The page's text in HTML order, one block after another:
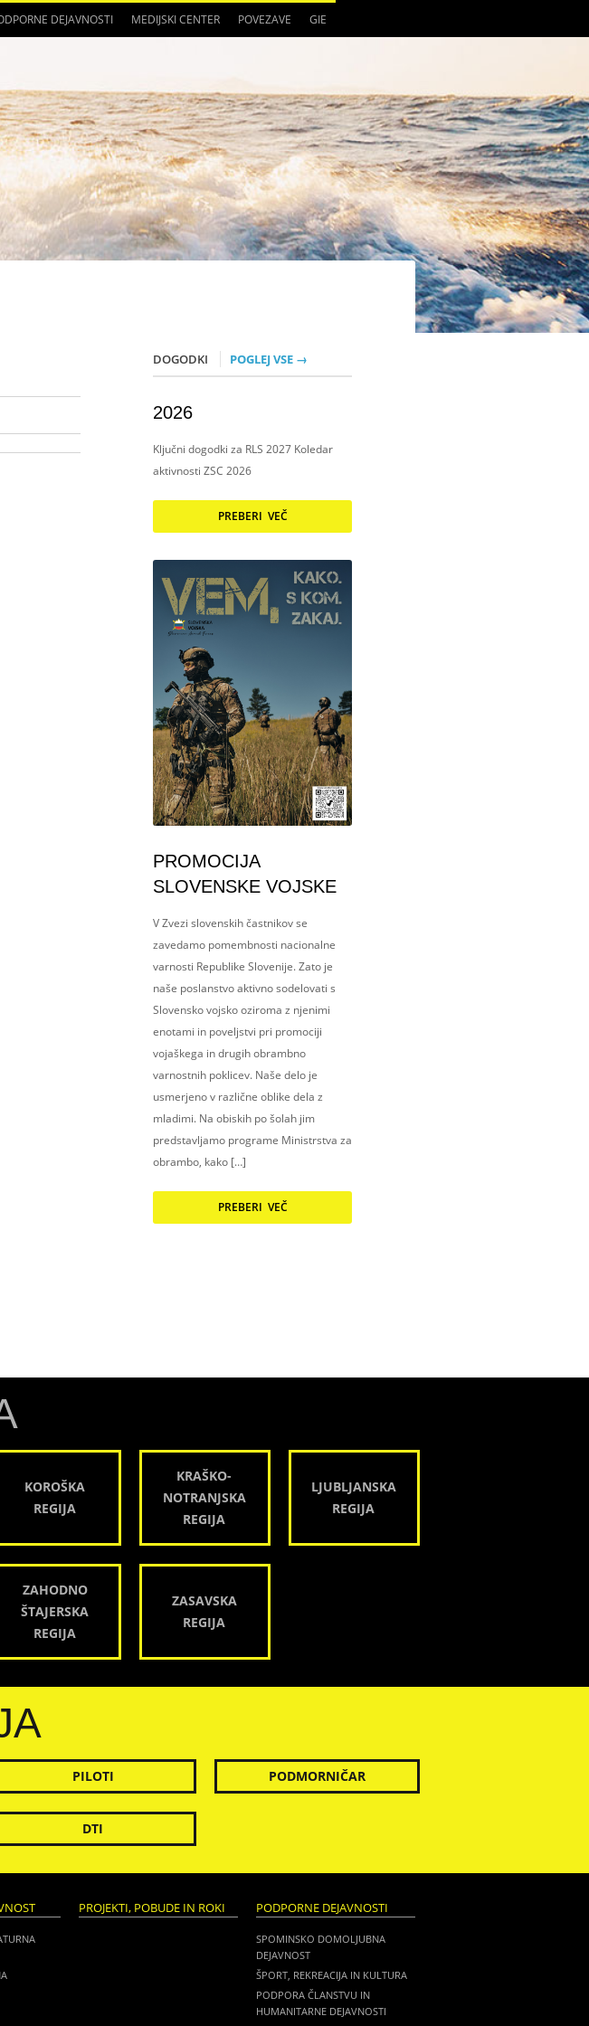
DEJAVNOSTI MEDIJSKI CENTER POVEZAVE GIE
DOGODKI POGLEJ VSE →
2026
Ključni dogodki za RLS 2027 Koledar
aktivnosti ZSC 2026
PREBERI VEČ
PROMOCIJA
SLOVENSKE VOJSKE
V Zvezi slovenskih častnikov se
zavedamo pomembnosti nacionalne
varnosti Republike Slovenije. Zato je
naše poslanstvo aktivno sodelovati s
Slovensko vojsko oziroma z njenimi
enotami in poveljstvi pri promociji
vojaškega in drugih obrambno
varnostnih poklicev. Naše delo je
usmerjeno v različne oblike dela z
mladimi. Na obiskih po šolah jim
predstavljamo programe Ministrstva za
obrambo, kako […]
PREBERI VEČ
KOROŠKA
REGIJA
KRAŠKO-
NOTRANJSKA
REGIJA
LJUBLJANSKA
REGIJA
ZAHODNO
ŠTAJERSKA
REGIJA
ZASAVSKA
REGIJA
PILOTI PODMORNIČAR
DTI
PROJEKTI, POBUDE IN ROKI PODPORNE DEJAVNOSTI
SPOMINSKO DOMOLJUBNA
DEJAVNOST
ŠPORT, REKREACIJA IN KULTURA
PODPORA ČLANSTVU IN
HUMANITARNE DEJAVNOSTI